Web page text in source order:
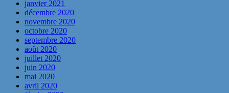
janvier 2021
décembre 2020
novembre 2020
octobre 2020
septembre 2020
août 2020
juillet 2020
juin 2020
mai 2020
avril 2020